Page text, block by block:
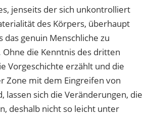
jenseits der sich unkontrolliert
des Körpers, überhaupt
das genuin Menschliche zu
die Kenntnis des dritten
Vorgeschichte erzählt und die
Zone mit dem Eingreifen von
lassen sich die Veränderungen, die
deshalb nicht so leicht unter